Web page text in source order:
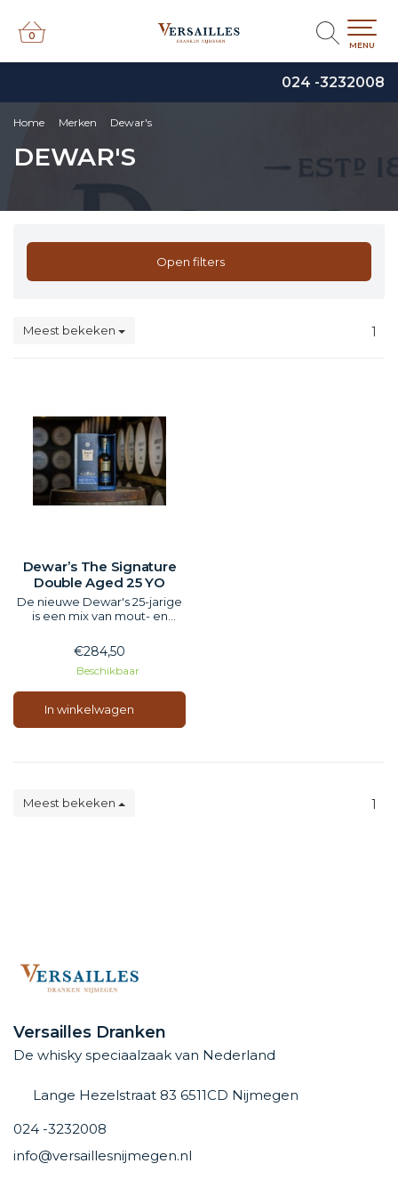
024 -3232008
0
0
MENU
Home Merken Dewar's
DEWAR'S
Open filters
Meest bekeken 1
Dewar’s The Signature
Double Aged 25 YO
De nieuwe Dewar's 25-jarige
is een mix van mout- en
afgewerkt in ‘vers
gedegradeerde’ vaten die
voorheen werden gebruikt
eigendom zijn van Dewar's.
Dewars meestermenger
€284,50
Beschikbaar
In winkelwagen
Meest bekeken 1
Versailles Dranken
De whisky speciaalzaak van Nederland
Lange Hezelstraat 83 6511CD Nijmegen
024 -3232008
info@versaillesnijmegen.nl